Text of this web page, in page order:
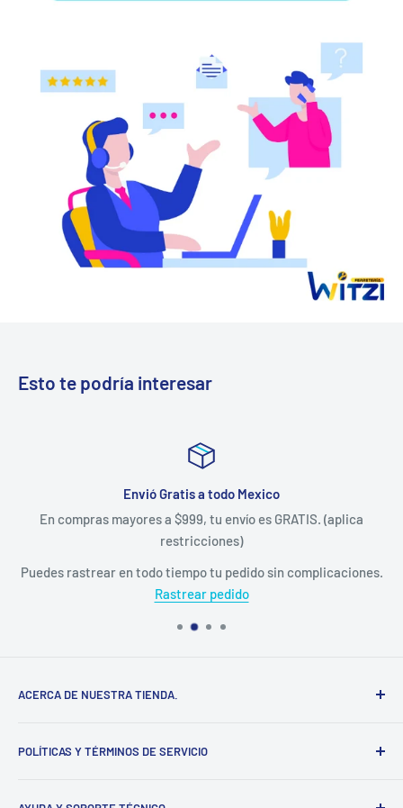
Esto te podría interesar
Envió Gratis a todo Mexico
En compras mayores a $999, tu envío es GRATIS. (aplica
restricciones)
Puedes rastrear en todo tiempo tu pedido sin complicaciones.
Rastrear pedido
ACERCA DE NUESTRA TIENDA.
estado de Yucatán, distribuimos diversas marcas del
la mayoría de nuestros productos sin salir de casa.
POLÍTICAS Y TÉRMINOS DE SERVICIO